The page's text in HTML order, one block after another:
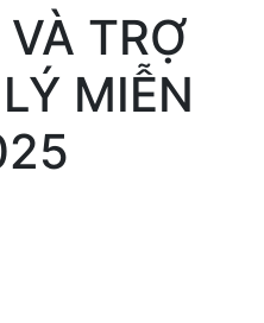
TRỢ
MIỄN